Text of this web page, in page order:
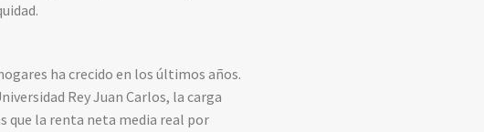
ha crecido en los últimos años.
Rey Juan Carlos, la carga
que la renta neta media real por